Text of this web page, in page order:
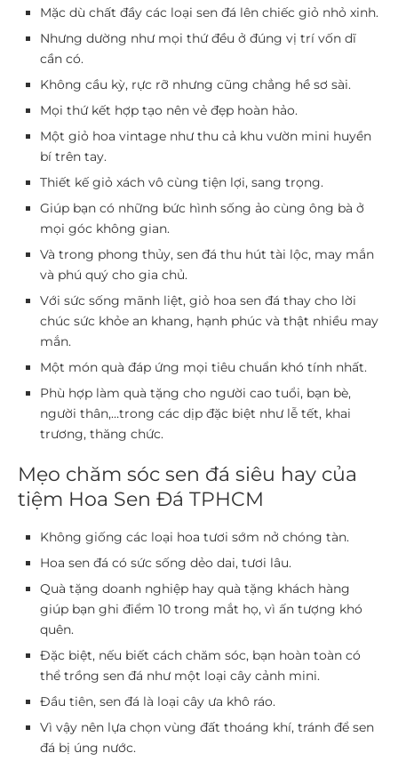
Mặc dù chất đầy các loại sen đá lên chiếc giỏ nhỏ xinh.
Nhưng dường như mọi thứ đều ở đúng vị trí vốn dĩ
cần có.
Không cầu kỳ, rực rỡ nhưng cũng chẳng hề sơ sài.
Mọi thứ kết hợp tạo nên vẻ đẹp hoàn hảo.
Một giỏ hoa vintage như thu cả khu vườn mini huyền
bí trên tay.
Thiết kế giỏ xách vô cùng tiện lợi, sang trọng.
Giúp bạn có những bức hình sống ảo cùng ông bà ở
mọi góc không gian.
Và trong phong thủy, sen đá thu hút tài lộc, may mắn
và phú quý cho gia chủ.
Với sức sống mãnh liệt, giỏ hoa sen đá thay cho lời
chúc sức khỏe an khang, hạnh phúc và thật nhiều may
mắn.
Một món quà đáp ứng mọi tiêu chuẩn khó tính nhất.
Phù hợp làm quà tặng cho người cao tuổi, bạn bè,
người thân,…trong các dịp đặc biệt như lễ tết, khai
trương, thăng chức.
Mẹo chăm sóc sen đá siêu hay của
tiệm Hoa Sen Đá TPHCM
Không giống các loại hoa tươi sớm nở chóng tàn.
Hoa sen đá có sức sống dẻo dai, tươi lâu.
Quà tặng doanh nghiệp hay quà tặng khách hàng
giúp bạn ghi điểm 10 trong mắt họ, vì ấn tượng khó
quên.
Đặc biệt, nếu biết cách chăm sóc, bạn hoàn toàn có
thể trồng sen đá như một loại cây cảnh mini.
Đầu tiên, sen đá là loại cây ưa khô ráo.
Vì vậy nên lựa chọn vùng đất thoáng khí, tránh để sen
đá bị úng nước.